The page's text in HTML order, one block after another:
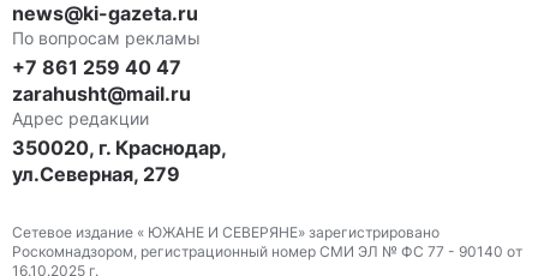
news@ki-gazeta.ru
По вопросам рекламы
+7 861 259 40 47
zarahusht@mail.ru
Адрес редакции
350020, г. Краснодар,
ул.Северная, 279
Сетевое издание « ЮЖАНЕ И СЕВЕРЯНЕ» зарегистрировано
Роскомнадзором, регистрационный номер СМИ ЭЛ № ФС 77 - 90140 от
16.10.2025 г.